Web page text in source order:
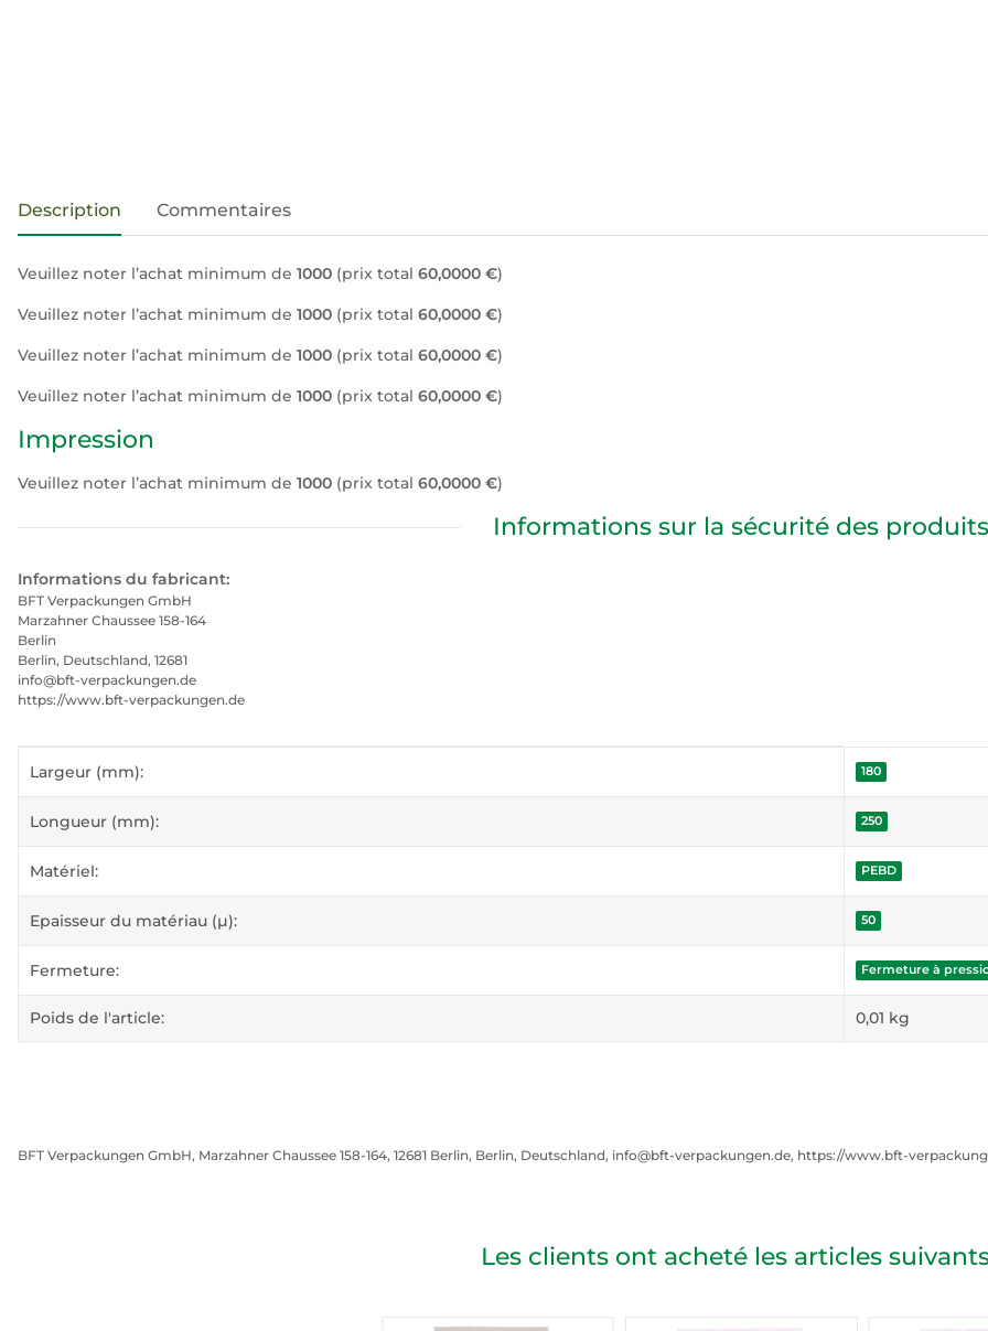
Description Commentaires
Veuillez noter l’achat minimum de 1000 (prix total 60,0000 €)
Veuillez noter l’achat minimum de 1000 (prix total 60,0000 €)
Veuillez noter l’achat minimum de 1000 (prix total 60,0000 €)
Veuillez noter l’achat minimum de 1000 (prix total 60,0000 €)
Impression
Veuillez noter l’achat minimum de 1000 (prix total 60,0000 €)
Informations sur la sécurité des produits
Informations du fabricant:
BFT Verpackungen GmbH
Marzahner Chaussee 158-164
Berlin
Berlin, Deutschland, 12681
info@bft-verpackungen.de
https://www.bft-verpackungen.de
#productDetails.itemInformation#
#productDetails.itemValue#
Largeur (mm): 180
Longueur (mm): 250
Matériel: PEBD
Epaisseur du matériau (µ): 50
Fermeture: Fermeture à
Poids de l'article: 0,01 kg
BFT Verpackungen GmbH, Marzahner Chaussee 158-164, 12681 Berlin, Berlin, Deutschland, info@bft-verpackungen.de, https://www.bft-
Les clients ont acheté les articles